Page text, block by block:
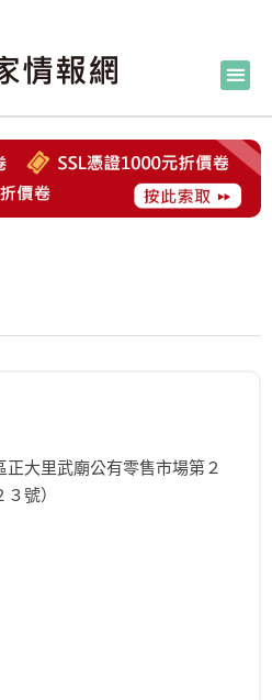
大里武廟公有零售市場第２
號）